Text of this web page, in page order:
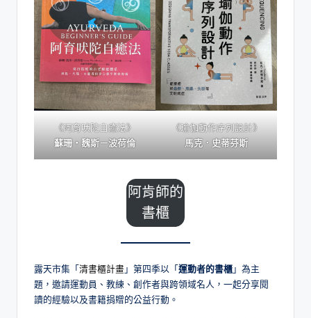
《阿育吠陀自癒法》
蘇珊‧魏斯－波荷倫
《瑜伽動作序列設計》
馬克．史蒂芬斯
阿肯師的
書櫃
露天市集「清書櫃計畫」第四季以「運動者的書櫃」為主
題，邀請運動員、教練、創作者與跨領域名人，一起分享閱
讀的經驗以及書籍捐贈的公益行動。